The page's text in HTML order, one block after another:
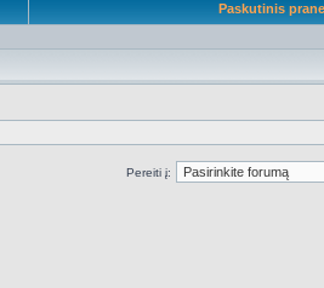
Paskutinis
Pereiti į: